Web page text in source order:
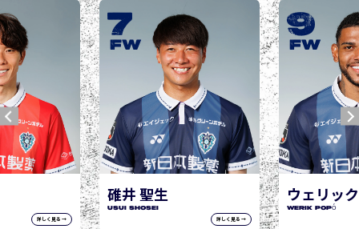
詳しく見る →
ウェリック ポポ
WERIK POPÓ
詳しく見る →
9
FW
城後 寿
JOGO Hisashi
10
FW